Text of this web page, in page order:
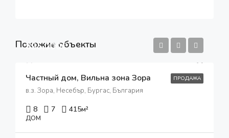
Похожие объекты
ПРОДАЖА
895,000€
Частный дом, Вильна зона Зора
в.з. Зора, Несебър, Бургас, България
8 7 415м²
ДОМ